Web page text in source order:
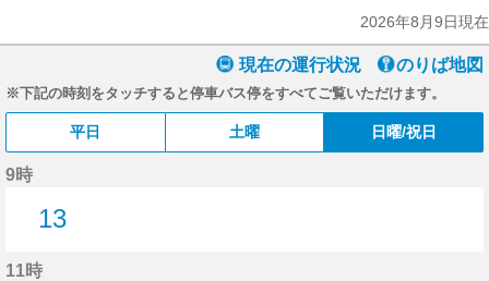
2026年8月9日現在
現在の運行状況 のりば地図
※下記の時刻をタッチすると停車バス停をすべてご覧いただけます。
平日 土曜 日曜/祝日
9時
13
11時